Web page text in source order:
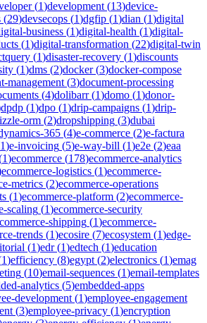
(1)development (13)device-
(29)devsecops (1)dgfip (1)dian (1)digital
business (1)digital-health (1)digital-
(1)digital-transformation (22)digital-twin
(1)disaster-recovery (1)discounts
(1)dms (2)docker(3)docker-compose
management (3)document-processing
(4)dolibarr(1)domo (1)donor-
dpdp (1)dpo (1)drip-campaigns (1)drip-
orm (2)dropshipping (3)dubai
365 (4)e-commerce (2)e-factura
1)e-invoicing (5)e-way-bill (1)e2e (2)eaa
1)ecommerce (178)ecommerce-analytics
ecommerce-logistics (1)ecommerce-
metrics (2)ecommerce-operations
(1)ecommerce-platform (2)ecommerce-
scaling (1)ecommerce-security
shipping (1)ecommerce-
trends (1)ecosire (7)ecosystem (1)edge-
(1)edr(1)edtech (1)education
1)efficiency (8)egypt (2)electronics (1)emag
(10)email-sequences (1)email-templates
analytics (5)embedded-apps
development (1)employee-engagement
(3)employee-privacy (1)encryption